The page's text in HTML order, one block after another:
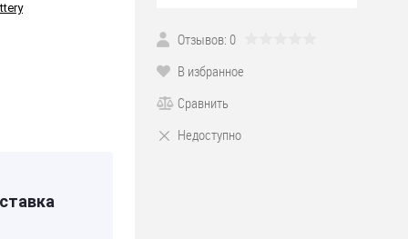
Отзывов: 0
В избранное
Сравнить
Недоступно